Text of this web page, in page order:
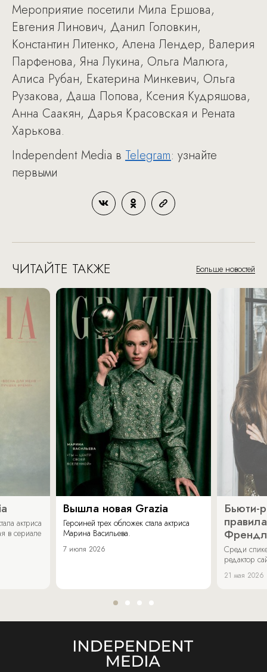
Мероприятие посетили Мила Ершова,
Евгения Линович, Данил Головкин,
Константин Литенко, Алена Лендер, Валерия
Парфенова, Яна Лукина, Ольга Малюга,
Алиса Рубан, Екатерина Минкевич, Ольга
Рузакова, Даша Попова, Ксения Кудряшова,
Анна Саакян, Дарья Красовская и Рената
Харькова.
Independent Media в Telegram: узнайте
первыми
ЧИТАЙТЕ ТАКЖЕ Больше новостей
актриса
в сериале
Вышла новая Grazia
Героиней трех обложек стала актриса
Марина Васильева.
7 июля 2026
Бьюти-
Среди
редактор
21 мая 2026